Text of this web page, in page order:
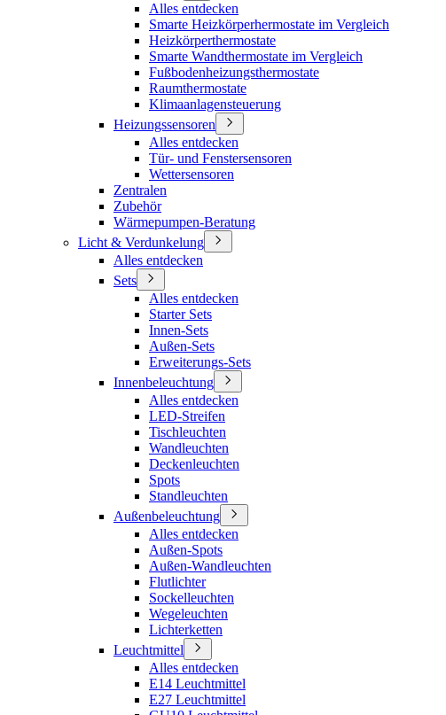
Alles entdecken
Smarte Heizkörperhermostate im Vergleich
Heizkörperthermostate
Smarte Wandthermostate im Vergleich
Fußbodenheizungsthermostate
Raumthermostate
Klimaanlagensteuerung
Heizungssensoren
Alles entdecken
Tür- und Fenstersensoren
Wettersensoren
Zentralen
Zubehör
Wärmepumpen-Beratung
Licht & Verdunkelung
Alles entdecken
Sets
Alles entdecken
Starter Sets
Innen-Sets
Außen-Sets
Erweiterungs-Sets
Innenbeleuchtung
Alles entdecken
LED-Streifen
Tischleuchten
Wandleuchten
Deckenleuchten
Spots
Standleuchten
Außenbeleuchtung
Alles entdecken
Außen-Spots
Außen-Wandleuchten
Flutlichter
Sockelleuchten
Wegeleuchten
Lichterketten
Leuchtmittel
Alles entdecken
E14 Leuchtmittel
E27 Leuchtmittel